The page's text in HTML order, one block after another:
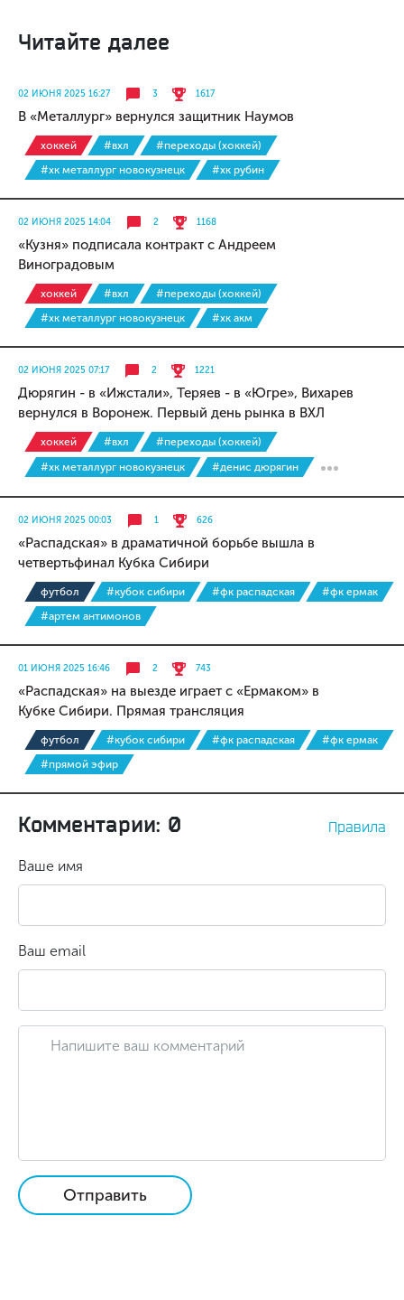
Читайте далее
02 ИЮНЯ 2025 16:27 3 1617
В «Металлург» вернулся защитник Наумов
хоккей #вхл
#переходы (хоккей)
#хк металлург новокузнецк
#хк рубин
02 ИЮНЯ 2025 14:04 2 1168
«Кузня» подписала контракт с Андреем
Виноградовым
хоккей #вхл
#переходы (хоккей)
#хк металлург новокузнецк
#хк акм
02 ИЮНЯ 2025 07:17 2 1221
Дюрягин - в «Ижстали», Теряев - в «Югре», Вихарев
вернулся в Воронеж. Первый день рынка в ВХЛ
хоккей #вхл
#переходы (хоккей)
#хк металлург новокузнецк
#денис дюрягин
02 ИЮНЯ 2025 00:03 1 626
«Распадская» в драматичной борьбе вышла в
четвертьфинал Кубка Сибири
футбол #кубок сибири #фк распадская
#фк ермак
#артем антимонов
01 ИЮНЯ 2025 16:46 2 743
«Распадская» на выезде играет с «Ермаком» в
Кубке Сибири. Прямая трансляция
футбол #кубок сибири #фк распадская
#фк ермак
#прямой эфир
Комментарии: 0 Правила
Ваше имя
Ваш email
Отправить